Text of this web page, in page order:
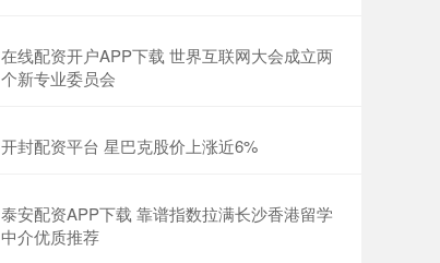
在线配资开户APP下载 世界互联网大会成立两
个新专业委员会
开封配资平台 星巴克股价上涨近6%
泰安配资APP下载 靠谱指数拉满长沙香港留学
中介优质推荐